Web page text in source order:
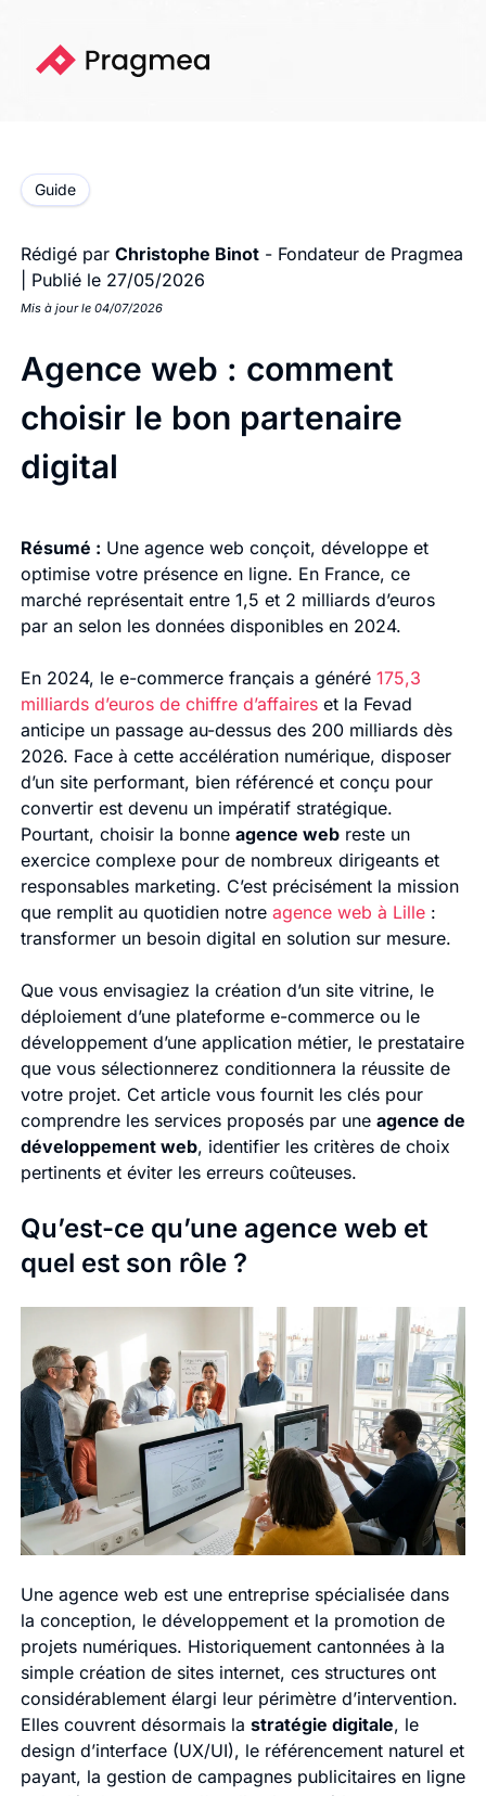
Guide
Rédigé par Christophe Binot- Fondateur de Pragmea
Publié le 27/05/2026
Mis à jour le 04/07/2026
Agence web : comment
choisir le bon partenaire
digital
Résumé : Une agence web conçoit, développe et
optimise votre présence en ligne. En France, ce
marché représentait entre 1,5 et 2 milliards d’euros
par an selon les données disponibles en 2024.
En 2024, le e-commerce français a généré 175,3
milliards d’euros de chiffre d’affaireset la Fevad
anticipe un passage au-dessus des 200 milliards dès
2026. Face à cette accélération numérique, disposer
d’un site performant, bien référencé et conçu pour
convertir est devenu un impératif stratégique.
Pourtant, choisir la bonne agence webreste un
exercice complexe pour de nombreux dirigeants et
responsables marketing. C’est précisément la mission
que remplit au quotidien notre agence web à Lille:
transformer un besoin digital en solution sur mesure.
Que vous envisagiez la création d’un site vitrine, le
déploiement d’une plateforme e-commerce ou le
développement d’une application métier, le prestataire
que vous sélectionnerez conditionnera la réussite de
votre projet. Cet article vous fournit les clés pour
comprendre les services proposés par une agence de
développement web, identifier les critères de choix
pertinents et éviter les erreurs coûteuses.
Qu’est-ce qu’une agence web et
quel est son rôle ?
Une agence web est une entreprise spécialisée dans
la conception, le développement et la promotion de
projets numériques. Historiquement cantonnées à la
simple création de sites internet, ces structures ont
considérablement élargi leur périmètre d’intervention.
Elles couvrent désormais la stratégie digitale, le
design d’interface (UX/UI), le référencement naturel et
payant, la gestion de campagnes publicitaires en ligne